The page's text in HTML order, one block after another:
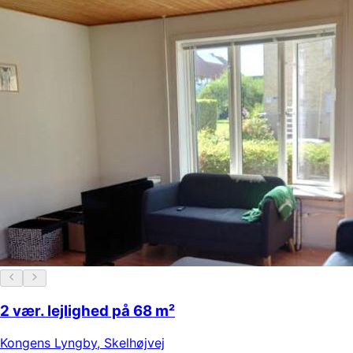
2 vær. lejlighed på 68 m²
Kongens Lyngby, Skelhøjvej